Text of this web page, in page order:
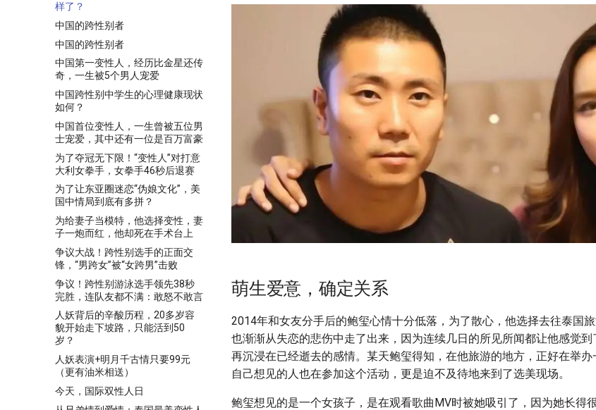
样了？
中国的跨性别者
中国的跨性别者
中国第一变性人，经历比金星还传
奇，一生被5个男人宠爱
中国跨性别中学生的心理健康现状
如何？
中国首位变性人，一生曾被五位男
士宠爱，其中还有一位是百万富豪
为了夺冠无下限！“变性人”对打意
大利女拳手，女拳手46秒后退赛
为了让东亚圈迷恋“伪娘文化”，美
国中情局到底有多拼？
为给妻子当模特，他选择变性，妻
子一炮而红，他却死在手术台上
争议大战！跨性别选手的正面交
锋，“男跨女”被“女跨男”击败
争议！跨性别游泳选手领先38秒
完胜，连队友都不满：敢怒不敢言
人妖背后的辛酸历程，20多岁容
貌开始走下坡路，只能活到50
岁？
人妖表演+明月千古情只要99元
（更有油米相送）
今天，国际双性人日
萌生爱意，确定关系
2014年和女友分手后的鲍玺心情十分低落，为了散心，他选择去往泰国
也渐渐从失恋的悲伤中走了出来，因为连续几日的所见所闻都让他感觉
再沉浸在已经逝去的感情。某天鲍玺得知，在他旅游的地方，正好在举
自己想见的人也在参加这个活动，更是迫不及待地来到了选美现场。
鲍玺想见的是一个女孩子，是在观看歌曲MV时被她吸引了，因为她长得